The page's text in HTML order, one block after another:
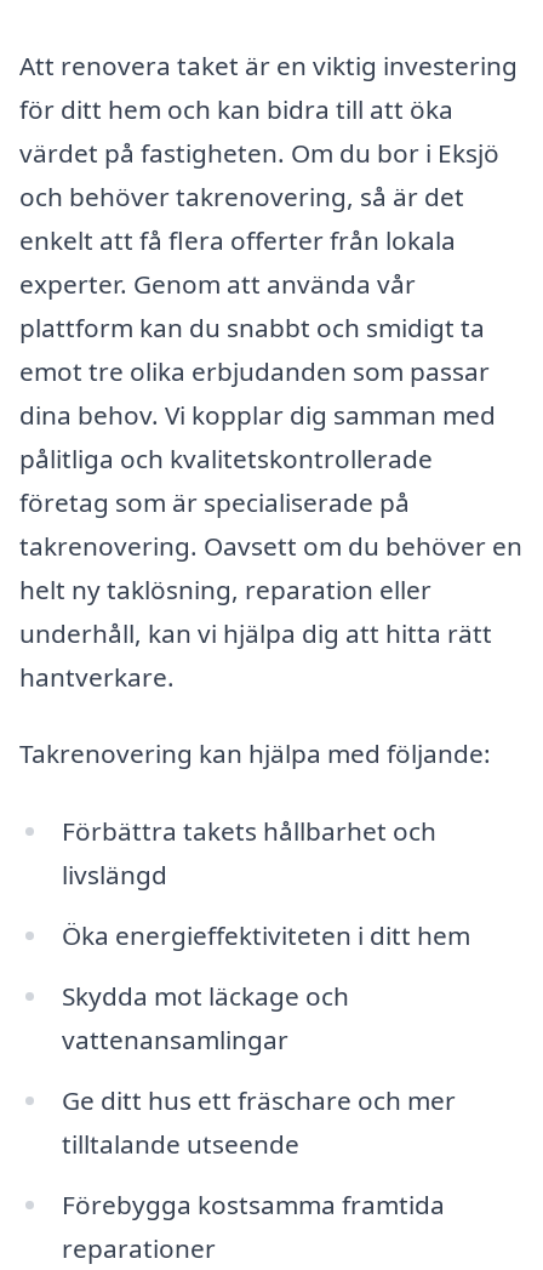
Att renovera taket är en viktig investering
för ditt hem och kan bidra till att öka
värdet på fastigheten. Om du bor i Eksjö
och behöver takrenovering, så är det
enkelt att få flera offerter från lokala
experter. Genom att använda vår
plattform kan du snabbt och smidigt ta
emot tre olika erbjudanden som passar
dina behov. Vi kopplar dig samman med
pålitliga och kvalitetskontrollerade
företag som är specialiserade på
takrenovering. Oavsett om du behöver en
helt ny taklösning, reparation eller
underhåll, kan vi hjälpa dig att hitta rätt
hantverkare.
Takrenovering kan hjälpa med följande:
Förbättra takets hållbarhet och
livslängd
Öka energieffektiviteten i ditt hem
Skydda mot läckage och
vattenansamlingar
Ge ditt hus ett fräschare och mer
tilltalande utseende
Förebygga kostsamma framtida
reparationer